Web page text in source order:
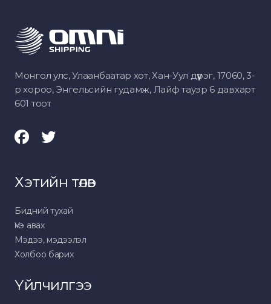
Монгол улс, Улаанбаатар хот, Хан-Уул дүүрэг, 17060, 3-
р хороо, Энгельсийн гудамж, Лайф тауэр 6 давхарт
601 тоот
Хэтийн төлөв
Бидний тухай
Үнэ авах
Мэдээ, мэдээлэл
Холбоо барих
Үйлчилгээ